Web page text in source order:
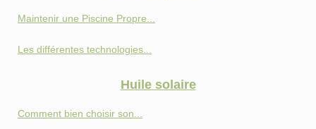
Maintenir une Piscine Propre...
Les différentes technologies...
Huile solaire
Comment bien choisir son...